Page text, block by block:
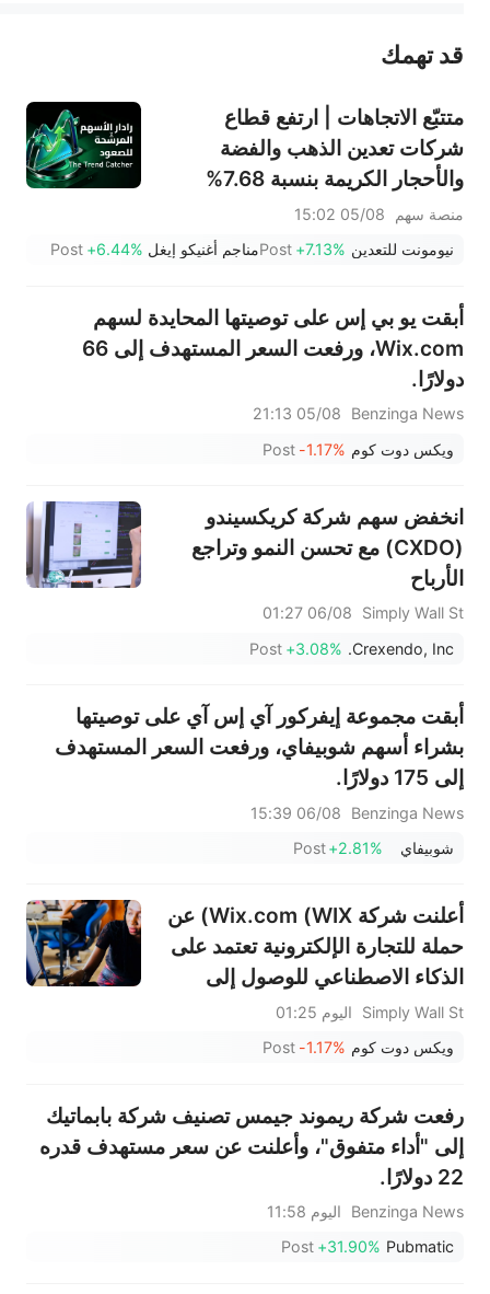
عند الضرورة، يرجى استشارة مستشار استثمار محترف. لا تقدم منصة سهم أي مشورة استثمارية، ولا تقدم أي التزامات أو ضمانات.
قد تهمك
متتبّع الاتجاهات | ارتفع قطاع
شركات تعدين الذهب والفضة
والأحجار الكريمة بنسبة 7.68%
سجل سهما TVTX (+16.88%)
صعودية؛ بينما جاء سهما FCX
(+3.87%) وTPR (+2.8%) ضمن
خمسة أسهم تختبر مستويات
اختراق
منصة سهم
05/08 15:02
نيومونت للتعدين +7.13%
Postمناجم أغنيكو إيغل +6.44%
Post
أبقت يو بي إس على توصيتها المحايدة لسهم
Wix.com، ورفعت السعر المستهدف إلى 66
دولارًا.
Benzinga News
05/08 21:13
ويكس دوت كوم -1.17%
Post
انخفض سهم شركة كريكسيندو
(CXDO) مع تحسن النمو وتراجع
الأرباح
Simply Wall St
06/08 01:27
Crexendo, Inc.
+3.08%
Post
أبقت مجموعة إيفركور آي إس آي على توصيتها
بشراء أسهم شوبيفاي، ورفعت السعر المستهدف
إلى 175 دولارًا.
Benzinga News
06/08 15:39
شوبيفاي
+2.81%
Post
أعلنت شركة Wix.com (WIX) عن
حملة للتجارة الإلكترونية تعتمد على
الذكاء الاصطناعي للوصول إلى
المزيد من الشركات الصغيرة
والمتوسطة العاملة في مجال
Simply Wall St
اليوم 01:25
ويكس دوت كوم -1.17%
Post
رفعت شركة ريموند جيمس تصنيف شركة بابماتيك
إلى "أداء متفوق"، وأعلنت عن سعر مستهدف قدره
22 دولارًا.
Benzinga News
اليوم 11:58
Pubmatic
+31.90%
Post